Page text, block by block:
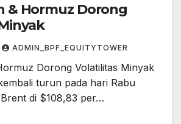
& Hormuz Dorong
ADMIN_BPF_EQUITYTOWER
Dorong Volatilitas Minyak
turun pada hari Rabu
di $108,83 per…